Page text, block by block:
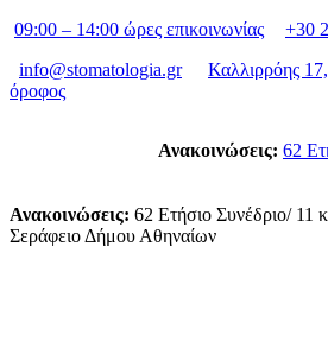
09:00 – 14:00 ώρες επικοινωνίας
+30
info@stomatologia.gr
Καλλιρρόης
όροφος
Ανακοινώσεις: 62
Ανακοινώσεις: 62 Ετήσιο Συνέδριο/ 11
Σεράφειο Δήμου Αθηναίων